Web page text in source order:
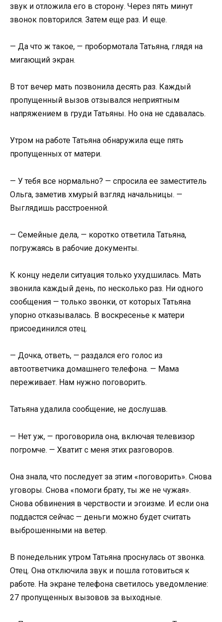
звук и отложила его в сторону. Через пять минут
звонок повторился. Затем еще раз. И еще.
— Да что ж такое, — пробормотала Татьяна, глядя на
мигающий экран.
В тот вечер мать позвонила десять раз. Каждый
пропущенный вызов отзывался неприятным
напряжением в груди Татьяны. Но она не сдавалась.
Утром на работе Татьяна обнаружила еще пять
пропущенных от матери.
— У тебя все нормально? — спросила ее заместитель
Ольга, заметив хмурый взгляд начальницы. —
Выглядишь расстроенной.
— Семейные дела, — коротко ответила Татьяна,
погружаясь в рабочие документы.
К концу недели ситуация только ухудшилась. Мать
звонила каждый день, по несколько раз. Ни одного
сообщения — только звонки, от которых Татьяна
упорно отказывалась. В воскресенье к матери
присоединился отец.
— Дочка, ответь, — раздался его голос из
автоответчика домашнего телефона. — Мама
переживает. Нам нужно поговорить.
Татьяна удалила сообщение, не дослушав.
— Нет уж, — проговорила она, включая телевизор
погромче. — Хватит с меня этих разговоров.
Она знала, что последует за этим «поговорить». Снова
уговоры. Снова «помоги брату, ты же не чужая».
Снова обвинения в черствости и эгоизме. И если она
поддастся сейчас — деньги можно будет считать
выброшенными на ветер.
В понедельник утром Татьяна проснулась от звонка.
Отец. Она отключила звук и пошла готовиться к
работе. На экране телефона светилось уведомление:
27 пропущенных вызовов за выходные.